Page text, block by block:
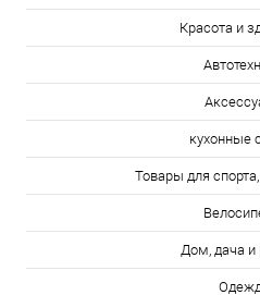
Красота и
кухонные
Товары для
Дом, дача и